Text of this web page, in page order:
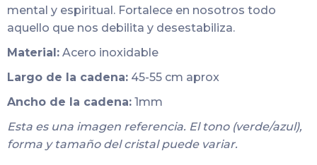
mental y espiritual. Fortalece en nosotros todo
aquello que nos debilita y desestabiliza.
Material: Acero inoxidable
Largo de la cadena: 45-55 cm aprox
Ancho de la cadena: 1mm
Esta es una imagen referencia. El tono (verde/azul),
forma y tamaño del cristal puede variar.